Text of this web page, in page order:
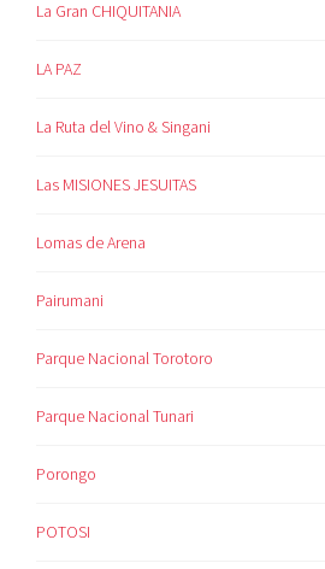
La Gran CHIQUITANIA
LA PAZ
La Ruta del Vino & Singani
Las MISIONES JESUITAS
Lomas de Arena
Pairumani
Parque Nacional Torotoro
Parque Nacional Tunari
Porongo
POTOSI